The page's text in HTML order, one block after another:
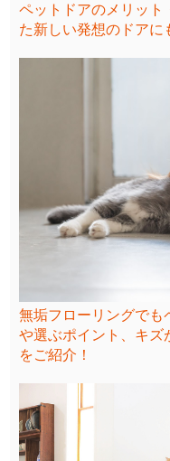
ペットドアのメリット
た新しい発想のドアに
無垢フローリングでも
や選ぶポイント、キズ
をご紹介！